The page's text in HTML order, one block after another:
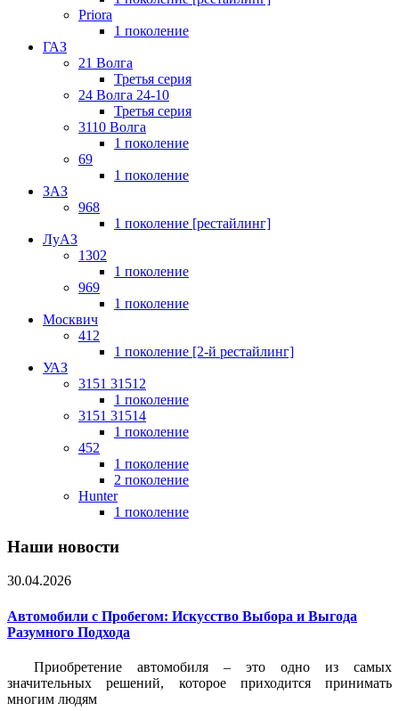
Priora
1 поколение
ГАЗ
21 Волга
Третья серия
24 Волга 24-10
Третья серия
3110 Волга
1 поколение
69
1 поколение
ЗАЗ
968
1 поколение [рестайлинг]
ЛуАЗ
1302
1 поколение
969
1 поколение
Москвич
412
1 поколение [2-й рестайлинг]
УАЗ
3151 31512
1 поколение
3151 31514
1 поколение
452
1 поколение
2 поколение
Hunter
1 поколение
Наши новости
30.04.2026
Автомобили с Пробегом: Искусство Выбора и Выгода
Разумного Подхода
Приобретение автомобиля – это одно из самых
значительных решений, которое приходится принимать
многим людям